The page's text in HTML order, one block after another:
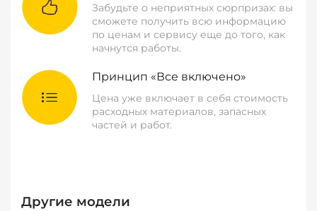
Забудьте о неприятных сюрпризах: вы
сможете получить всю информацию
по ценам и сервису еще до того, как
начнутся работы.
Принцип «Все включено»
Цена уже включает в себя стоимость
расходных материалов, запасных
частей и работ.
Другие модели